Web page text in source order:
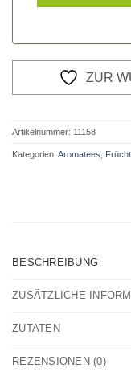
ZUR
Artikelnummer: 11158
Kategorien: Aromatees
BESCHREIBUNG
ZUSÄTZLICHE
ZUTATEN
REZENSIONEN (0)